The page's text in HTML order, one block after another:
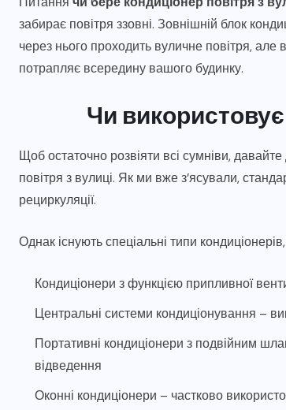
забирає повітря ззовні. Зовнішній блок
через нього проходить вуличне повітря,
потрапляє всередину вашого будинку.
Чи використовує
Щоб остаточно розвіяти всі сумніви,
повітря з вулиці. Як ми вже з’ясували,
рециркуляції.
Однак існують спеціальні типи
Кондиціонери з функцією припливної
Центральні системи кондиціонування –
Портативні кондиціонери з подвійним
відведення
Оконні кондиціонери – частково